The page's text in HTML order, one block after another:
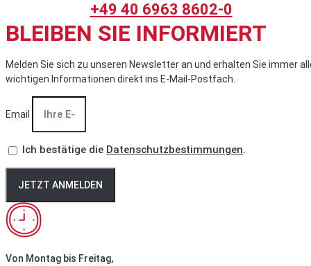
+49 40 6963 8602-0
BLEIBEN SIE INFORMIERT
Melden Sie sich zu unseren Newsletter an und erhalten Sie immer
wichtigen Informationen direkt ins E-Mail-Postfach.
Email
Ich bestätige die Datenschutzbestimmungen.
JETZT ANMELDEN
Von Montag bis Freitag,